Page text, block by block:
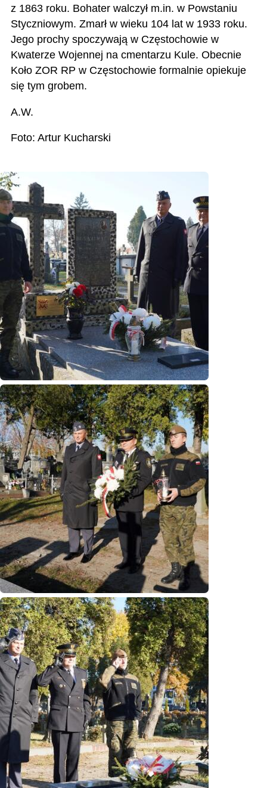
z 1863 roku. Bohater walczył m.in. w Powstaniu
Styczniowym. Zmarł w wieku 104 lat w 1933 roku.
Jego prochy spoczywają w Częstochowie w
Kwaterze Wojennej na cmentarzu Kule. Obecnie
Koło ZOR RP w Częstochowie formalnie opiekuje
się tym grobem.
A.W.
Foto: Artur Kucharski